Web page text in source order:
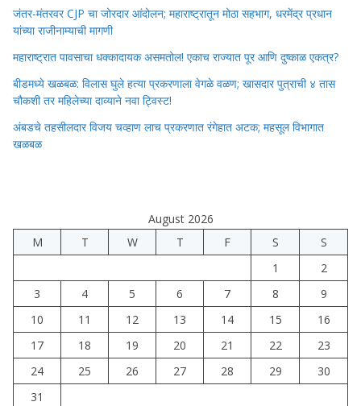
जंतर-मंतरवर CJP चा जोरदार आंदोलन; महाराष्ट्रातून मोठा सहभाग, धरमेंद्र प्रधान
यांच्या राजीनाम्याची मागणी
महाराष्ट्रात पावसाचा धक्कादायक असमतोल! एकाच राज्यात पूर आणि दुष्काळ एकत्र?
बीडमध्ये खळबळ: विलास घुले हत्या प्रकरणाला वेगळे वळण; खासदार पुत्राची ४ तास
चौकशी तर महिलेच्या दाव्याने नवा ट्विस्ट!
अंबडचे तहसीलदार विजय चव्हाण लाच प्रकरणात रंगेहात अटक; महसूल विभागात
खळबळ
August 2026
M
T W T F S
S
1
2
3
4 5 6 7 8
9
10
11 12 13 14 15
16
17
18 19 20 21 22
23
24
25 26 27 28 29
30
31